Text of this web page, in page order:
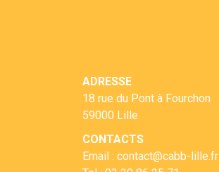
ADRESSE
18 rue du Pont à Fourchon
59000 Lille
CONTACTS
Email : contact@cabb-lille.fr